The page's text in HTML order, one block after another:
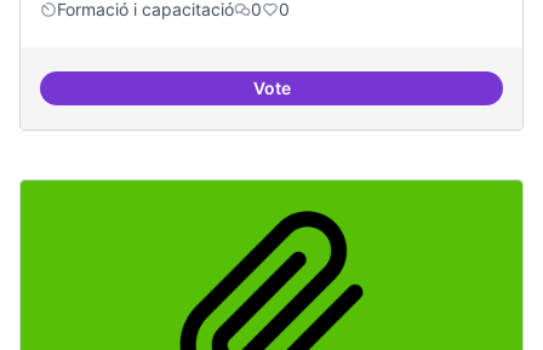
Formació i capacitació
0 0
VoteDefinició del currículum del